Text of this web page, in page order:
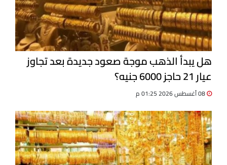
هل يبدأ الذهب موجة صعود جديدة بعد تجاوز
عيار 21 حاجز 6000 جنيه؟